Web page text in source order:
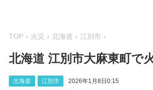
TOP 火災 北海道 江別市
北海道 江別市大麻東町で
北海道 江別市 2026年1月8日0:15